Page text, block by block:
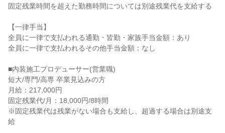
固定残業時間を超えた勤務時間については別途残業代を支給する
【一律手当】
全員に一律で支払われる通勤・皆勤・家族手当金額：あり
全員に一律で支払われるその他手当金額：なし
■内装施工プロデューサー(営業職)
短大/専門/高専 卒業見込みの方
月給：217,000円
固定残業代/月：18,000円/8時間
※固定残業代は残業がない場合も支給し、超過する場合は別途支
給